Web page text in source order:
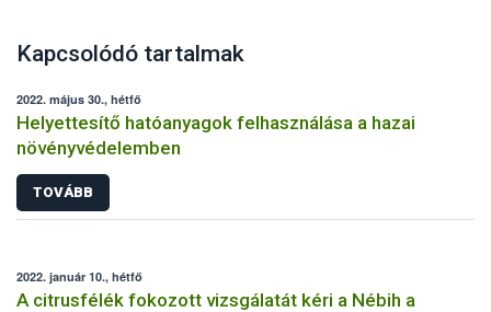
Kapcsolódó tartalmak
2022. május 30., hétfő
Helyettesítő hatóanyagok felhasználása a hazai
növényvédelemben
TOVÁBB
2022. január 10., hétfő
A citrusfélék fokozott vizsgálatát kéri a Nébih a